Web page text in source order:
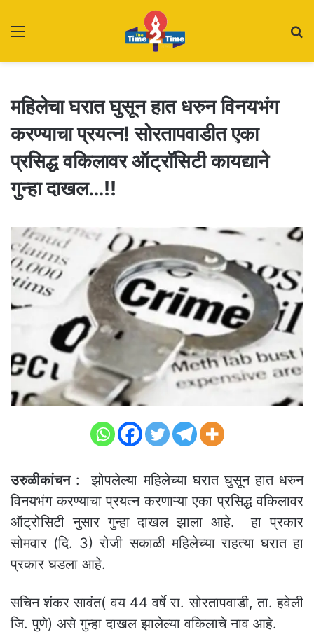
महिलेचा घरात घुसून हात धरुन विनयभंग
करण्याचा प्रयत्न! सोरतापवाडीत एका
प्रसिद्ध वकिलावर ऑट्रॉसिटी कायद्याने
गुन्हा दाखल…!!
उरुळीकांचन: झोपलेल्या महिलेच्या घरात घुसून हात धरुन
विनयभंग करण्याचा प्रयत्न करणाऱ्या एका प्रसिद्ध वकिलावर
ऑट्रोसिटी नुसार गुन्हा दाखल झाला आहे. हा प्रकार
सोमवार (दि. 3) रोजी सकाळी महिलेच्या राहत्या घरात हा
प्रकार घडला आहे.
सचिन शंकर सावंत( वय 44 वर्षे रा. सोरतापवाडी, ता. हवेली
जि. पुणे) असे गुन्हा दाखल झालेल्या वकिलाचे नाव आहे.